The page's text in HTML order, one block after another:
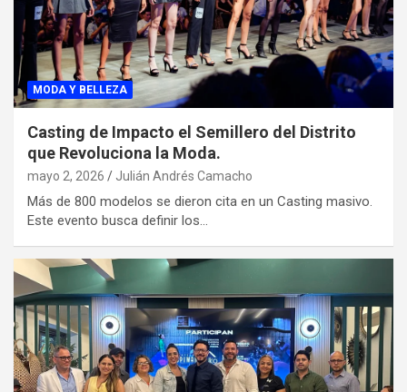
MODA Y BELLEZA
Casting de Impacto el Semillero del Distrito
que Revoluciona la Moda.
mayo 2, 2026 Julián Andrés Camacho
Más de 800 modelos se dieron cita en un Casting masivo.
Este evento busca definir los…